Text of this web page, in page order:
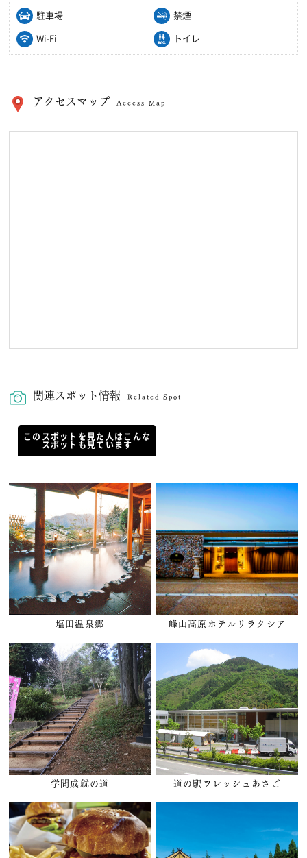
駐車場 禁煙
Wi-Fi トイレ
アクセスマップ Access Map
関連スポット情報 Related Spot
このスポットを見た人はこんな
スポットも見ています
塩田温泉郷 峰山高原ホテルリラクシア
学問成就の道 道の駅フレッシュあさご